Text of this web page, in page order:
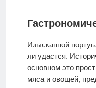
Изысканной
ли удастся.
основном это
мяса и овощей,